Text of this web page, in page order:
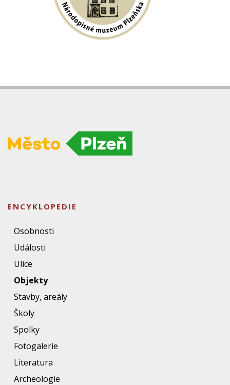
ENCYKLOPEDIE
Osobnosti
Události
Ulice
Objekty
Stavby, areály
Školy
Spolky
Fotogalerie
Literatura
Archeologie